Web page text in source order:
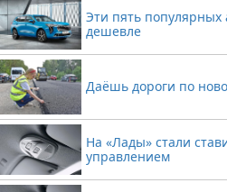
Эти пять популярных
дешевле
Даёшь дороги по
На «Лады» стали
управлением